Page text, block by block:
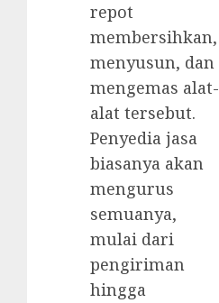
repot
membersihkan,
menyusun, dan
mengemas alat-
alat tersebut.
Penyedia jasa
biasanya akan
mengurus
semuanya,
mulai dari
pengiriman
hingga